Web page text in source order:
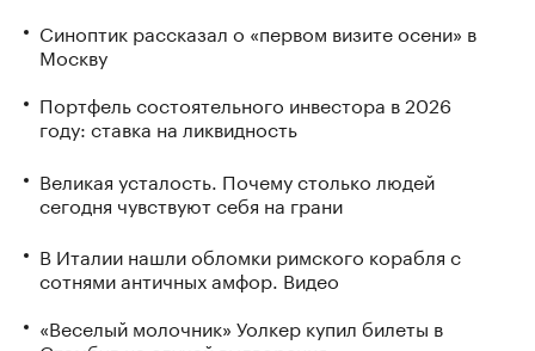
Синоптик рассказал о «первом визите осени» в
Москву
Портфель состоятельного инвестора в 2026
году: ставка на ликвидность
Великая усталость. Почему столько людей
сегодня чувствуют себя на грани
В Италии нашли обломки римского корабля с
сотнями античных амфор. Видео
«Веселый молочник» Уолкер купил билеты в